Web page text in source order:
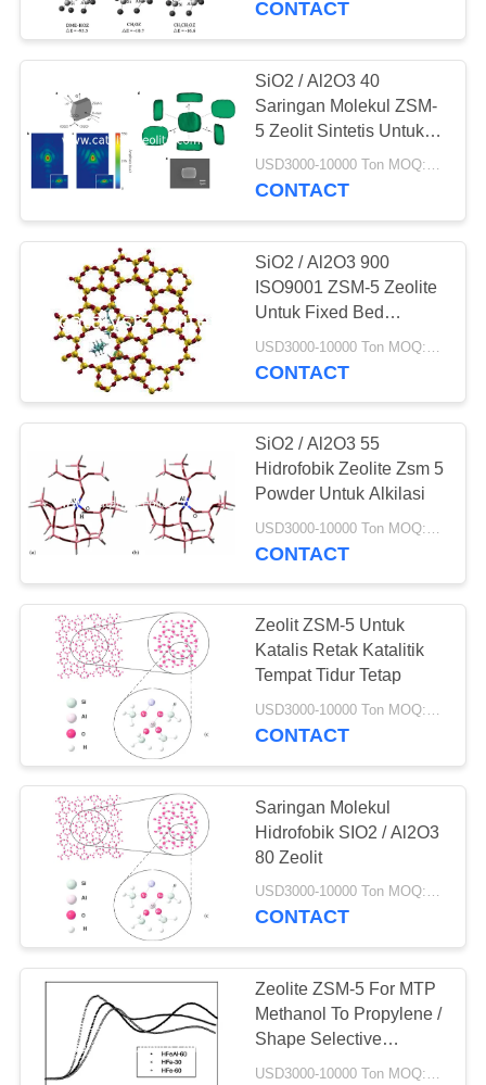
Media
Penghapusan Arsen
16
Agen Deklorinasi
Katalis hydrotreating
69
Deoxidizer
Katalis
Dehidrogenasi
10
CONTACT
SiO2 / Al2O3 40
Saringan Molekul ZSM-
5 Zeolit ​​Sintetis Untuk
Distilasi Etanol
USD3000-10000 Ton MOQ:1 KG
CONTACT
SiO2 / Al2O3 900
ISO9001 ZSM-5 Zeolite
Untuk Fixed Bed
Catalytic Cracking
Catalyst
CONTACT
SiO2 / Al2O3 55
Hidrofobik Zeolite Zsm 5
Powder Untuk Alkilasi
USD3000-10000 Ton MOQ:1 KG
CONTACT
Zeolit ​​ZSM-5 Untuk
Katalis Retak Katalitik
Tempat Tidur Tetap
USD3000-10000 Ton MOQ:1 KG
CONTACT
Saringan Molekul
Hidrofobik SIO2 / Al2O3
80 Zeolit
USD3000-10000 Ton MOQ:1 KG
CONTACT
Zeolite ZSM-5 For MTP
Methanol To Propylene /
Shape Selective
Catalysis